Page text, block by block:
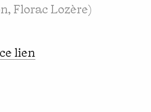
Florac Lozère)
lien